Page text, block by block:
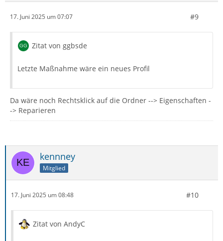
17. Juni 2025 um 07:07 #9
Zitat von ggbsde
Letzte Maßnahme wäre ein neues Profil
Da wäre noch Rechtsklick auf die Ordner --> Eigenschaften -
-> Reparieren
kennney
Mitglied
17. Juni 2025 um 08:48 #10
Zitat von AndyC